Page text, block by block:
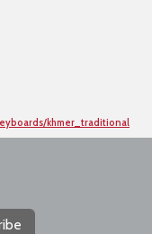
khmer_traditional